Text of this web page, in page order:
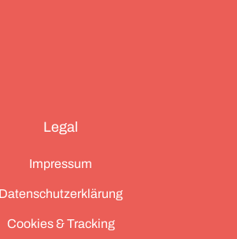
Legal
Impressum
Datenschutzerklärung
Cookies & Tracking